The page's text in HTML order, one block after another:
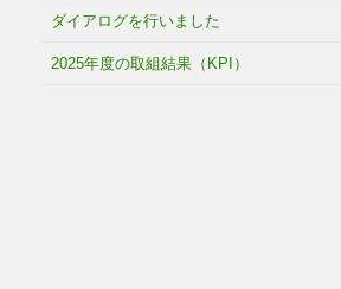
ダイアログを行いました
2025年度の取組結果（KPI）